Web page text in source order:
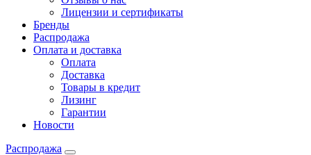
Лицензии и сертификаты
Бренды
Распродажа
Оплата и доставка
Оплата
Доставка
Товары в кредит
Лизинг
Гарантии
Новости
Распродажа